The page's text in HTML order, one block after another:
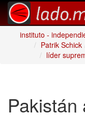
instituto -
Patrik Schick
líder
Pakistán